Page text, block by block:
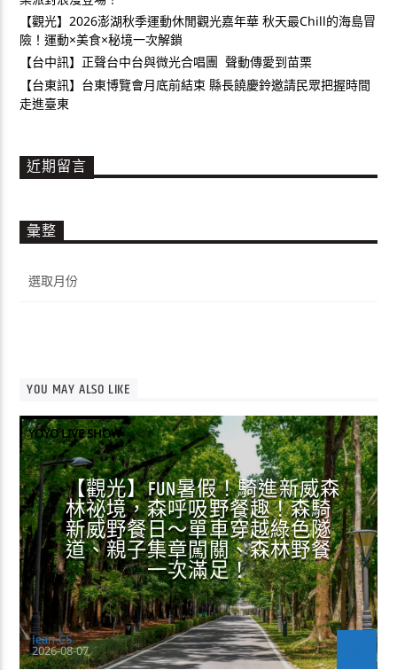
【觀光】2026澎湖秋季運動休閒觀光嘉年華 秋天最Chill的海島冒
險！運動×美食×秘境一次解鎖
【台中訊】正聲台中台與微光合唱團 聲動傳愛到苗栗
【台東訊】台東博覽會月底前結束 縣長饒慶鈴邀請民眾把握時間
走進臺東
近期留言
彙整
整
YOU MAY ALSO LIKE
YOYO LIVE SHOW
【觀光】FUN暑假！騎進新威森
林祕境，森呼吸野餐趣！森騎
新威野餐日～單車穿越綠色隧
道、親子集章闖關、森林野餐
一次滿足！
Jean-CS
2026-08-07